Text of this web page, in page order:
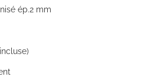
ép.2 mm